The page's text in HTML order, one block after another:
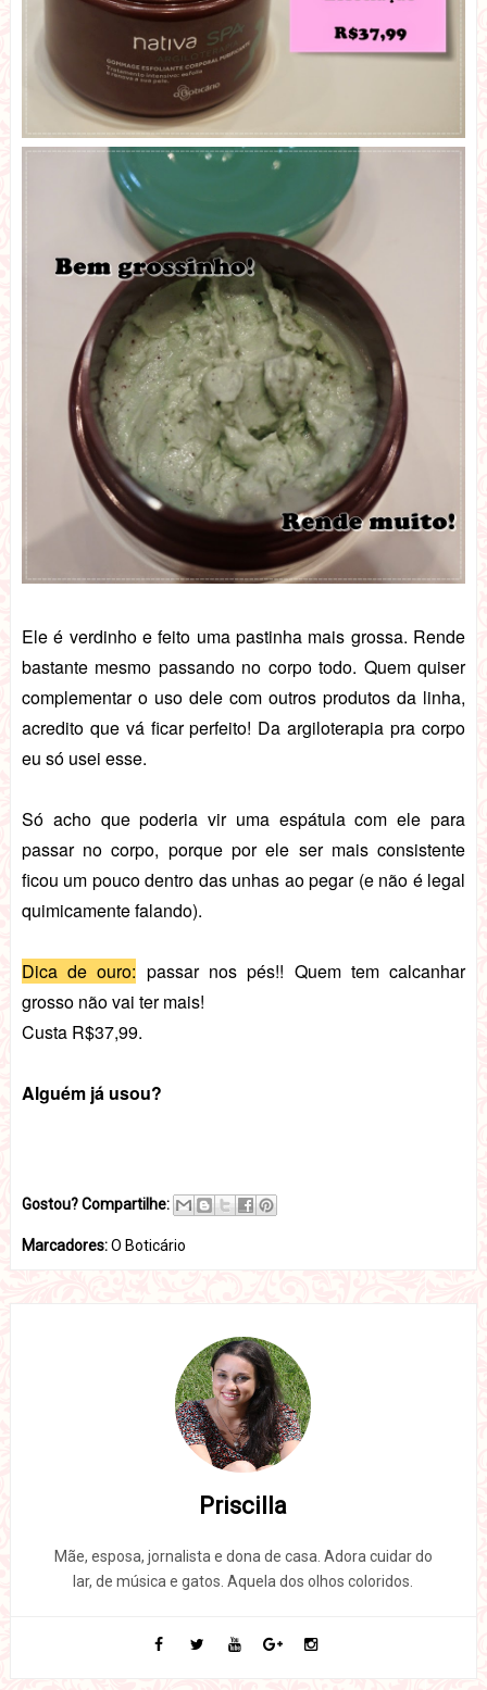
Ele é verdinho e feito uma pastinha mais grossa. Rende
bastante mesmo passando no corpo todo. Quem quiser
complementar o uso dele com outros produtos da linha,
acredito que vá ficar perfeito! Da argiloterapia pra corpo
eu só usei esse.
Só acho que poderia vir uma espátula com ele para
passar no corpo, porque por ele ser mais consistente
ficou um pouco dentro das unhas ao pegar (e não é legal
quimicamente falando).
Dica de ouro: passar nos pés!! Quem tem calcanhar
grosso não vai ter mais!
Custa R$37,99.
Alguém já usou?
Gostou? Compartilhe:
Marcadores:O Boticário
Priscilla
Mãe, esposa, jornalista e dona de casa. Adora cuidar do
lar, de música e gatos. Aquela dos olhos coloridos.